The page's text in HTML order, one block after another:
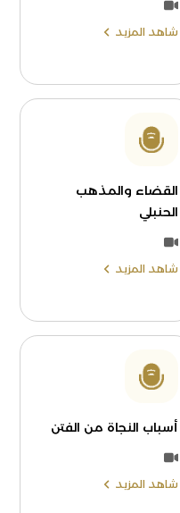
شاهد المزيد
القضاء والمذهب
الحنبلي
شاهد المزيد
أسباب النجاة من الفتن
شاهد المزيد